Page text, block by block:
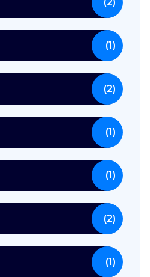
(1)
(2)
(1)
(1)
(2)
(1)